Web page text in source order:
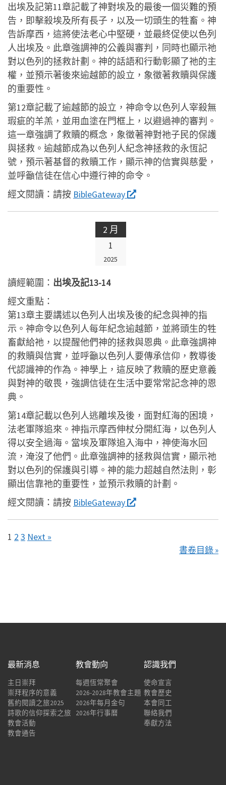
出埃及記第11章記載了神對埃及的最後一個災難的預
告，即擊殺埃及所有長子，以及一切頭生的牲畜。神
告訴摩西，這將使法老心中堅硬，並最終促使以色列
人出埃及。此章強調神的公義與審判，同時也顯示祂
對以色列的拯救計劃。神的話語和行動彰顯了祂的主
權，並預示著後來逾越節的設立，象徵著救贖與保護
的重要性。
第12章記載了逾越節的設立，神命令以色列人宰殺無
瑕疵的羊羔，並用血塗在門框上，以避過神的審判。
這一章強調了救贖的概念，象徵著神對祂子民的保護
與拯救。逾越節成為以色列人紀念神拯救的永恆記
號，預示著基督的救贖工作，顯示神的信實與慈愛，
並呼籲信徒在信心中遵行神的命令。
經文閱讀： 請按 BibleGateway
2 月
1
2025
讀經範圍： 出埃及記13-14
經文重點：
第13章主要講述以色列人出埃及後的紀念與神的指
示。神命令以色列人每年紀念逾越節，並將頭生的牲
畜獻給祂，以提醒他們神的拯救與恩典。此章強調神
的救贖與信實，並呼籲以色列人要傳承信仰，教導後
代認識神的作為。神學上，這反映了救贖的歷史意義
與對神的敬畏，強調信徒在生活中要常常記念神的恩
典。
第14章記載以色列人逃離埃及後，面對紅海的困境，
法老軍隊追來。神指示摩西伸杖分開紅海，以色列人
得以安全過海。當埃及軍隊追入海中，神使海水回
流，淹沒了他們。此章強調神的拯救與信實，顯示祂
對以色列的保護與引導。神的能力超越自然法則，彰
顯出信靠祂的重要性，並預示救贖的計劃。
經文閱讀： 請按 BibleGateway
1 2 3 Next »
書卷目錄 »
最新消息
主日崇拜
崇拜程序的意義
舊約閱讀之旅2025
詩歌的信仰探索之旅
教會活動
教會通告
教會動向
每週恆常聚會
2026-2028年教會主題
2026年每月金句
2026年行事曆
認識我們
使命宣言
教會歷史
本會同工
聯絡我們
奉獻方法